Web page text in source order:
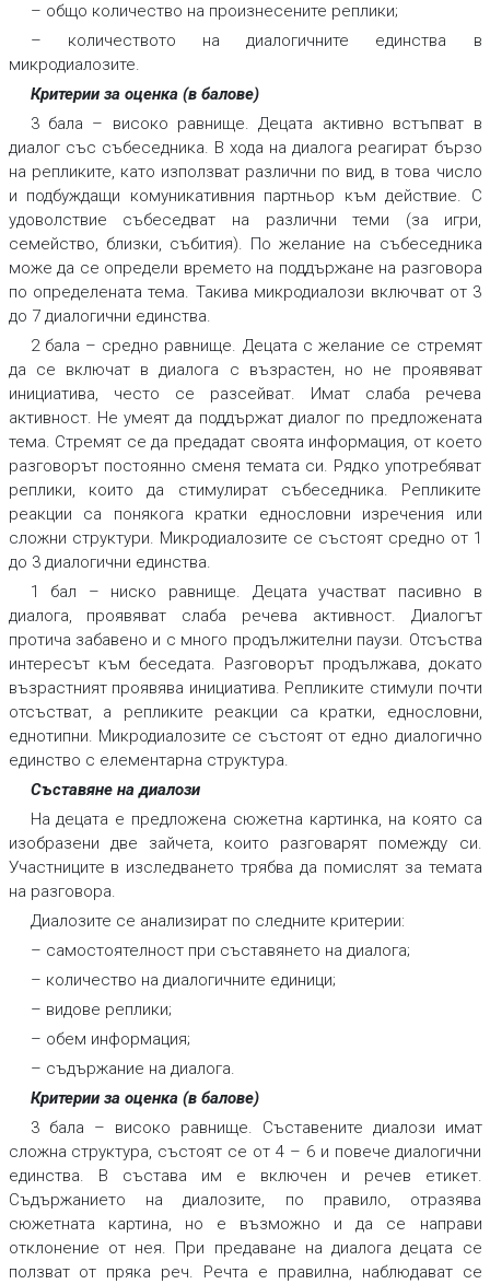
– общо количество на произнесените реплики;
– количеството на диалогичните единства в
микродиалозите.
Критерии за оценка (в балове)
3 бала – високо равнище. Децата активно встъпват в
диалог със събеседника. В хода на диалога реагират бързо
на репликите, като използват различни по вид, в това число
и подбуждащи комуникативния партньор към действие. С
удоволствие събеседват на различни теми (за игри,
семейство, близки, събития). По желание на събеседника
може да се определи времето на поддържане на разговора
по определената тема. Такива микродиалози включват от 3
до 7 диалогични единства.
2 бала – средно равнище. Децата с желание се стремят
да се включат в диалога с възрастен, но не проявяват
инициатива, често се разсейват. Имат слаба речева
активност. Не умеят да поддържат диалог по предложената
тема. Стремят се да предадат своята информация, от което
разговорът постоянно сменя темата си. Рядко употребяват
реплики, които да стимулират събеседника. Репликите
реакции са понякога кратки еднословни изречения или
сложни структури. Микродиалозите се състоят средно от 1
до 3 диалогични единства.
1 бал – ниско равнище. Децата участват пасивно в
диалога, проявяват слаба речева активност. Диалогът
протича забавено и с много продължителни паузи. Отсъства
интересът към беседата. Разговорът продължава, докато
възрастният проявява инициатива. Репликите стимули почти
отсъстват, а репликите реакции са кратки, еднословни,
еднотипни. Микродиалозите се състоят от едно диалогично
единство с елементарна структура.
Съставяне на диалози
На децата е предложена сюжетна картинка, на която са
изобразени две зайчета, които разговарят помежду си.
Участниците в изследването трябва да помислят за темата
на разговора.
Диалозите се анализират по следните критерии:
– самостоятелност при съставянето на диалога;
– количество на диалогичните единици;
– видове реплики;
– обем информация;
– съдържание на диалога.
Критерии за оценка (в балове)
3 бала – високо равнище. Съставените диалози имат
сложна структура, състоят се от 4 – 6 и повече диалогични
единства. В състава им е включен и речев етикет.
Съдържанието на диалозите, по правило, отразява
сюжетната картина, но е възможно и да се направи
отклонение от нея. При предаване на диалога децата се
ползват от пряка реч. Речта е правилна, наблюдават се